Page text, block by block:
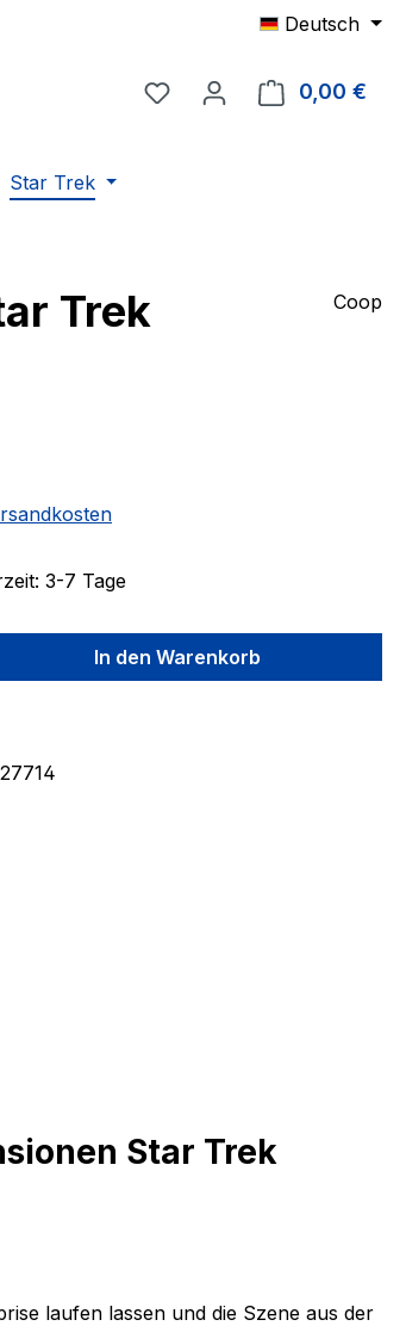
Deutsch
Du hast 0 Produkte auf
0,00 €
Star Trek
Trek
Coop
3-7 Tage
den gewünschten Wert
In den Warenkorb
Star Trek
laufen lassen und die Szene aus der